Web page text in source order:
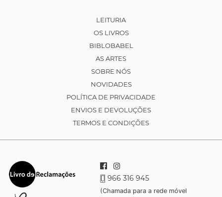
LEITURIA
OS LIVROS
BIBLOBABEL
AS ARTES
SOBRE NÓS
NOVIDADES
POLÍTICA DE PRIVACIDADE
ENVIOS E DEVOLUÇÕES
TERMOS E CONDIÇÕES
966 316 945
(Chamada para a rede móvel